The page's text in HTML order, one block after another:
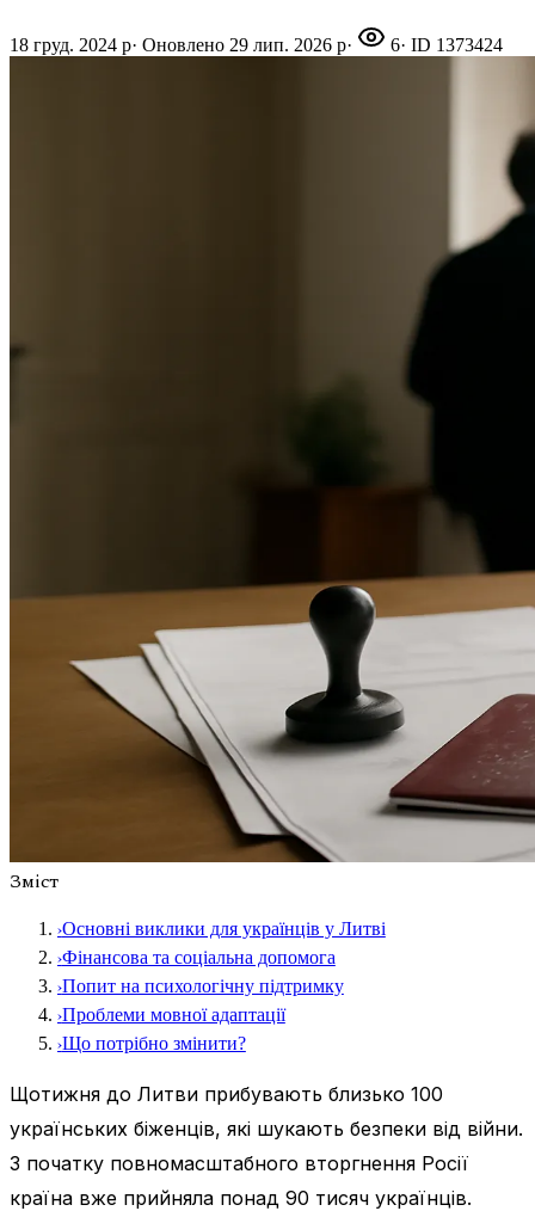
18 груд. 2024 р· Оновлено 29 лип. 2026 р· 6· ID 1373424
Зміст
›Основні виклики для українців у Литві
›Фінансова та соціальна допомога
›Попит на психологічну підтримку
›Проблеми мовної адаптації
›Що потрібно змінити?
Щотижня до Литви прибувають близько 100
українських біженців, які шукають безпеки від війни.
З початку повномасштабного вторгнення Росії
країна вже прийняла понад 90 тисяч українців.